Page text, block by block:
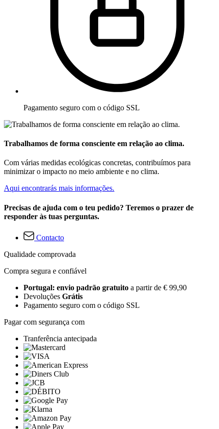
Pagamento seguro com o código SSL
Trabalhamos de forma consciente em relação ao clima.
Com várias medidas ecológicas concretas, contribuímos para
minimizar o impacto no meio ambiente e no clima.
Aqui encontrarás mais informações.
Precisas de ajuda com o teu pedido? Teremos o prazer de
responder às tuas perguntas.
Contacto
Qualidade comprovada
Compra segura e confiável
Portugal: envio padrão gratuito a partir de € 99,90
Devoluções Grátis
Pagamento seguro com o código SSL
Pagar com segurança com
Tranferência antecipada